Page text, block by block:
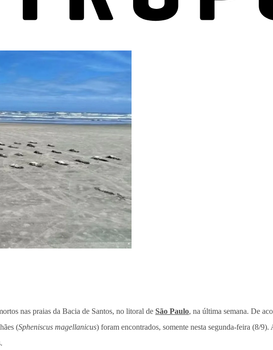
nas praias da Bacia de Santos, no litoral de São Paulo, na última semana. De
(Spheniscus magellanicus) foram encontrados, somente nesta segunda-feira (8/